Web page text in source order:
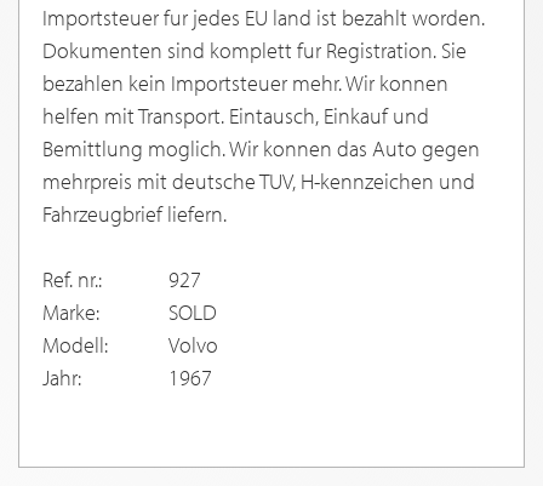
Importsteuer fur jedes EU land ist bezahlt worden.
Dokumenten sind komplett fur Registration. Sie
bezahlen kein Importsteuer mehr. Wir konnen
helfen mit Transport. Eintausch, Einkauf und
Bemittlung moglich. Wir konnen das Auto gegen
mehrpreis mit deutsche TUV, H-kennzeichen und
Fahrzeugbrief liefern.
Ref. nr.:
927
Marke:
SOLD
Modell:
Volvo
Jahr:
1967